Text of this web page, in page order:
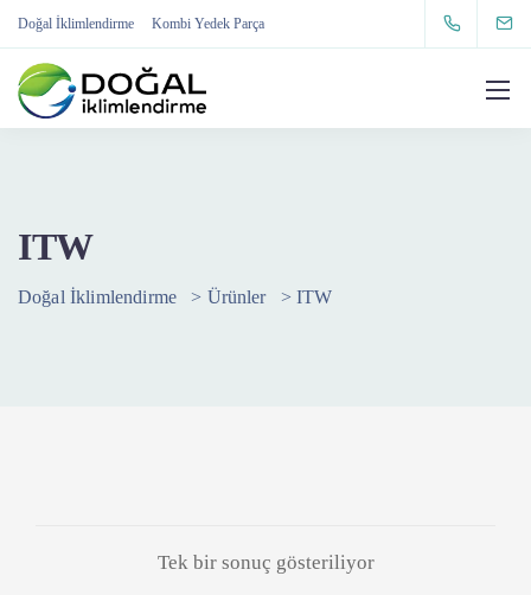
Doğal İklimlendirme Kombi Yedek Parça
ITW
Doğal İklimlendirme > Ürünler >ITW
Tek bir sonuç gösteriliyor